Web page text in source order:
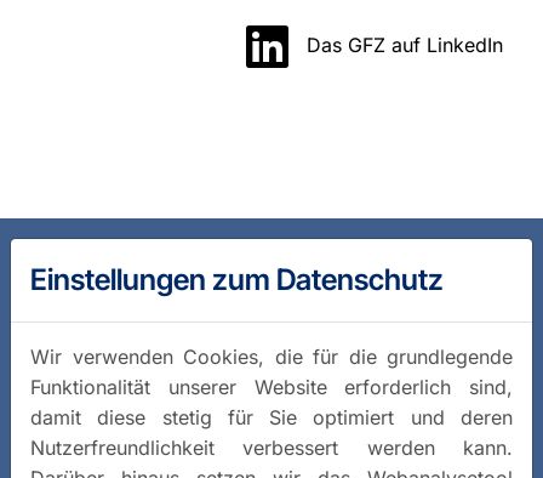
Das GFZ auf LinkedIn
Einstellungen zum Datenschutz
Wir verwenden Cookies, die für die grundlegende
Funktionalität unserer Website erforderlich sind,
damit diese stetig für Sie optimiert und deren
Nutzerfreundlichkeit verbessert werden kann.